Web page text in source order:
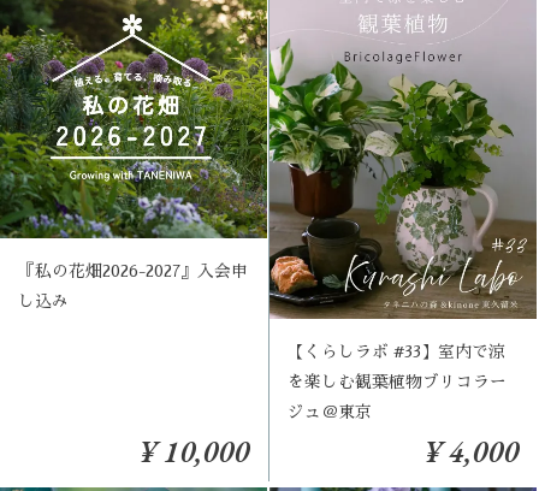
『私の花畑2026-2027』入会申
し込み
¥ 10,000
【くらしラボ #33】室内で涼
を楽しむ観葉植物ブリコラー
ジュ＠東京
¥ 4,000